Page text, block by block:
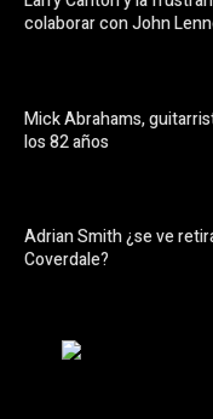
colaborar con John
Mick Abrahams,
los 82 años
Adrian Smith ¿se ve
Coverdale?